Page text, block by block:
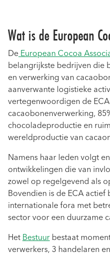
Wat is de European
De European Cocoa
belangrijkste bedrijven die
en verwerking van
aanverwante logistieke
vertegenwoordigen de
cacaobonenverwerking,
chocoladeproductie en
wereldproductie van
Namens haar leden volgt
ontwikkelingen die van
zowel op regelgevend als
Bovendien is de ECA
internationale fora met
sector voor een duurzame
Het Bestuur bestaat
verwerkers, 3 handelaren